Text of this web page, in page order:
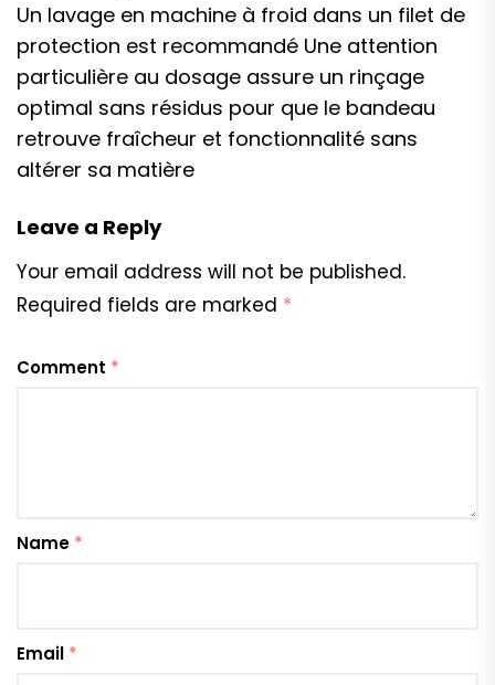
Un lavage en machine à froid dans un filet de
protection est recommandé Une attention
particulière au dosage assure un rinçage
optimal sans résidus pour que le bandeau
retrouve fraîcheur et fonctionnalité sans
altérer sa matière
Leave a Reply
Your email address will not be published.
Required fields are marked *
Comment *
Name *
Email *